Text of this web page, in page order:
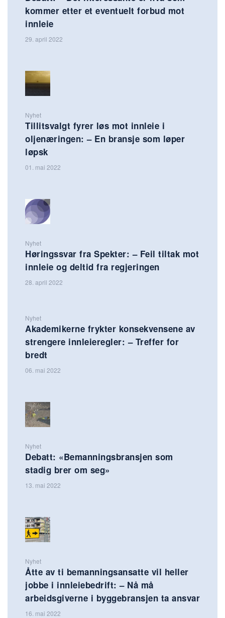
kommer etter et eventuelt forbud mot
innleie
29. april 2022
Nyhet
Tillitsvalgt fyrer løs mot innleie i
oljenæringen: – En bransje som løper
løpsk
01. mai 2022
Nyhet
Høringssvar fra Spekter: – Feil tiltak mot
innleie og deltid fra regjeringen
28. april 2022
Nyhet
Akademikerne frykter konsekvensene av
strengere innleieregler: – Treffer for
bredt
06. mai 2022
Nyhet
Debatt: «Bemanningsbransjen som
stadig brer om seg»
13. mai 2022
Nyhet
Åtte av ti bemanningsansatte vil heller
jobbe i innleiebedrift: – Nå må
arbeidsgiverne i byggebransjen ta ansvar
16. mai 2022